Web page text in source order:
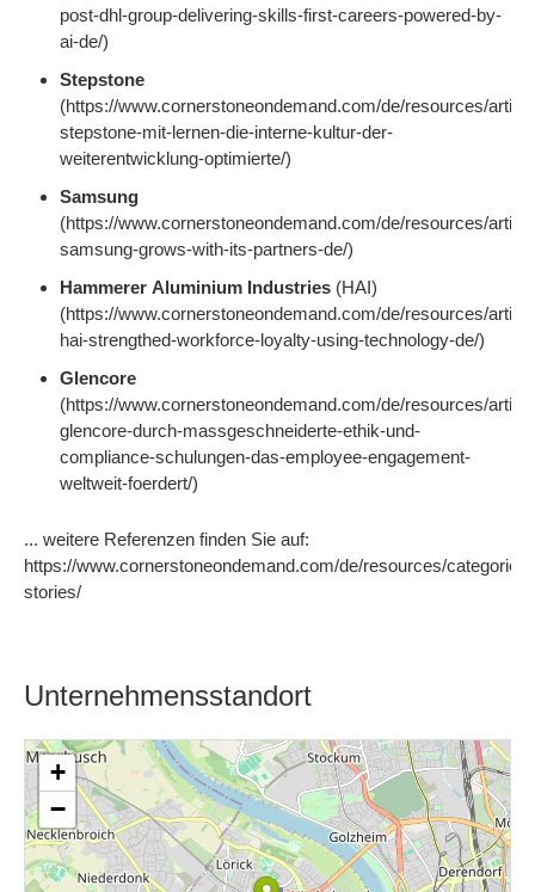
post-dhl-group-delivering-skills-first-careers-powered-by-
ai-de/)
Stepstone
(https://www.cornerstoneondemand.com/de/resources/
stepstone-mit-lernen-die-interne-kultur-der-
weiterentwicklung-optimierte/)
Samsung
(https://www.cornerstoneondemand.com/de/resources/
samsung-grows-with-its-partners-de/)
Hammerer Aluminium Industries (HAI)
(https://www.cornerstoneondemand.com/de/resources/
hai-strengthed-workforce-loyalty-using-technology-de/)
Glencore
(https://www.cornerstoneondemand.com/de/resources/
glencore-durch-massgeschneiderte-ethik-und-
compliance-schulungen-das-employee-engagement-
weltweit-foerdert/)
... weitere Referenzen finden Sie auf:
https://www.cornerstoneondemand.com/de/resources/
stories/
Unternehmensstandort
+
−